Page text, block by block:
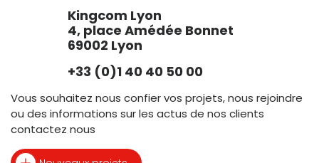
Kingcom Lyon
4, place Amédée Bonnet
69002 Lyon
+33 (0)1 40 40 50 00
Vous souhaitez nous confier vos projets, nous rejoindre
ou des informations sur les actus de nos clients
contactez nous